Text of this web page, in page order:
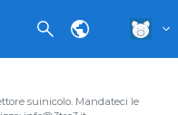
suinicolo. Mandateci le